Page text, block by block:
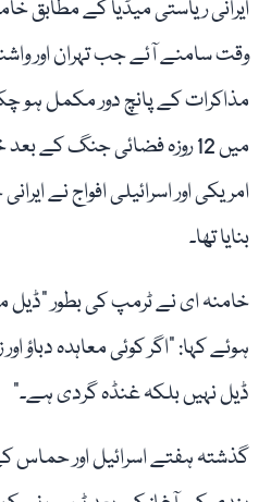
ایرانی ریاستی میڈیا کے مطابق
وقت سامنے آئے جب تہران اور
مذاکرات کے پانچ دور مکمل ہو
میں 12 روزہ فضائی جنگ کے
امریکی اور اسرائیلی افواج نے
بنایا تھا۔
خامنہ ای نے ٹرمپ کی بطور “ڈیل
ہوئے کہا: “اگر کوئی معاہدہ دباؤ
ڈیل نہیں بلکہ غنڈہ گردی ہے۔”
گذشتہ ہفتے اسرائیل اور